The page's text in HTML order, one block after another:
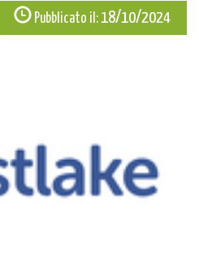
Pubblicato il:18/10/2024